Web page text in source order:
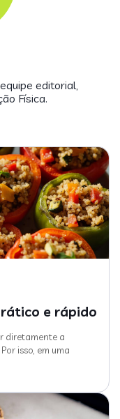
editorial,
Física.
e rápido
diretamente a
isso, em uma